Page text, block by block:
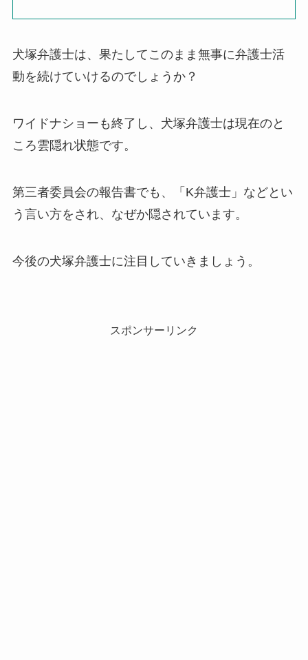
犬塚弁護士は、果たしてこのまま無事に弁護士活
動を続けていけるのでしょうか？
ワイドナショーも終了し、犬塚弁護士は現在のと
ころ雲隠れ状態です。
第三者委員会の報告書でも、「K弁護士」などとい
う言い方をされ、なぜか隠されています。
今後の犬塚弁護士に注目していきましょう。
スポンサーリンク